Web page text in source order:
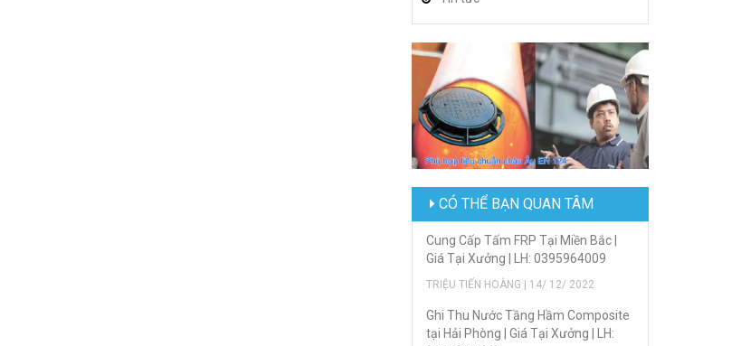
CÓ THỂ BẠN QUAN TÂM
Cung Cấp Tấm FRP Tại Miền Bắc |
Giá Tại Xưởng | LH: 0395964009
TRIỆU TIẾN HOÀNG | 14/ 12/ 2022
Ghi Thu Nước Tầng Hầm Composite
tại Hải Phòng | Giá Tại Xưởng | LH: